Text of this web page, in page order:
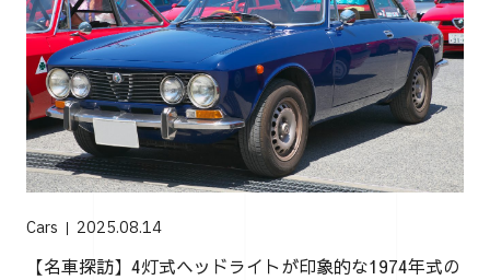
Cars 2025.08.14
【名車探訪】4灯式ヘッドライトが印象的な1974年式の